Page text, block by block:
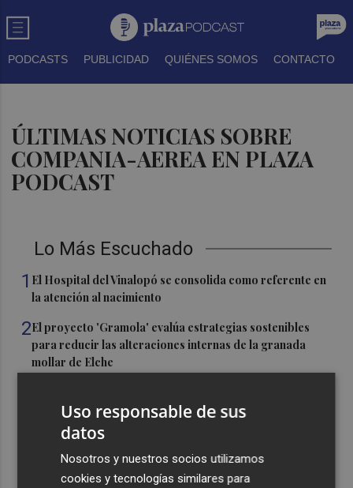
PODCASTS PUBLICIDAD QUIÉNES SOMOS CONTACTO
ÚLTIMAS NOTICIAS SOBRE
COMPANIA-AEREA EN PLAZA
PODCAST
Lo Más Escuchado
1 El Hospital del Vinalopó se consolida como referente en
la atención al nacimiento
2El proyecto 'Gramola' evalúa estrategias sostenibles
para reducir las alteraciones internas de la granada
mollar de Elche
festival Epicentro de Mula
UPCT Makers culmina con éxito un catamarán para
monitorizar el Mar Menor y ya prepara un dron
submarino autónomo
Uso responsable de sus
datos
Nosotros y nuestros socios utilizamos
cookies y tecnologías similares para